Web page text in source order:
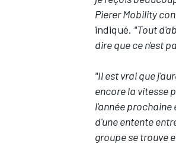
Pierer Mobility
indiqué. "Tout
dire que ce n'est
"Il est vrai que
encore la vitesse
l'année
d'une entente
groupe se trouve